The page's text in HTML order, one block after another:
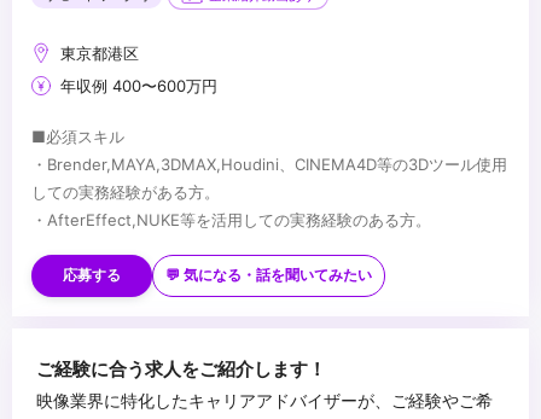
東京都港区
年収例 400〜600万円
■必須スキル
・Brender,MAYA,3DMAX,Houdini、CINEMA4D等の3Dツール使用
しての実務経験がある方。
・AfterEffect,NUKE等を活用しての実務経験のある方。
・Unreal Engineの使用経験
...
応募する 💬 気になる・話を聞いてみたい
ご経験に合う求人をご紹介します！
映像業界に特化したキャリアアドバイザーが、ご経験やご希